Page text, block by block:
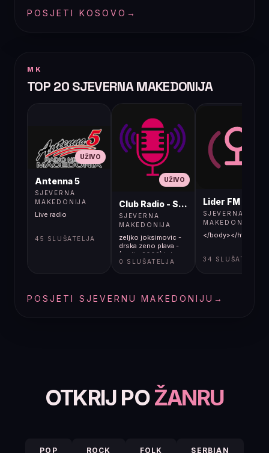
POSJETI KOSOVO →
MK
TOP 20 SJEVERNA MAKEDONIJA
UŽIVO
Antenna 5
SJEVERNA
MAKEDONIJA
Live radio
45 SLUŠATELJA
UŽIVO
Club Radio - Skopje, Mcedonia
SJEVERNA
MAKEDONIJA
zeljko joksimovic -
drska zeno plava -
(audio 2002) hd
0 SLUŠATELJA
Lider FM 107,4
SJEVERNA
MAKEDONIJA
</body></html>
34 SLUŠATELJA
POSJETI SJEVERNU MAKEDONIJU →
OTKRIJ POŽANRU
POP ROCK FOLK SERBIAN